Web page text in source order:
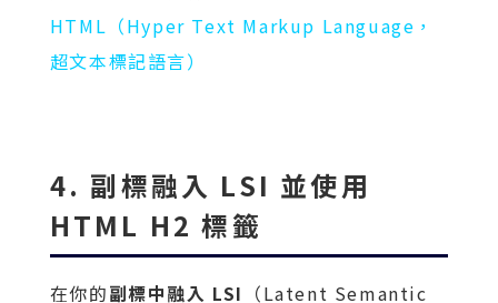
HTML（Hyper Text Markup Language，
超文本標記語言）
4. 副標融入 LSI 並使用
HTML H2 標籤
在你的副標中融入 LSI （Latent Semantic